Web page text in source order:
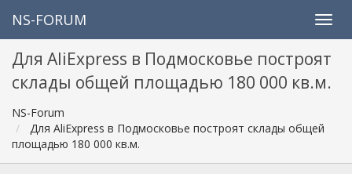
NS-FORUM
Для AliExpress в Подмосковье построят
склады общей площадью 180 000 кв.м.
NS-Forum
Для AliExpress в Подмосковье построят склады общей
площадью 180 000 кв.м.